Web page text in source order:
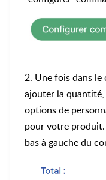
2. Une fois dans
ajouter la
options de
pour votre
bas à gauche du